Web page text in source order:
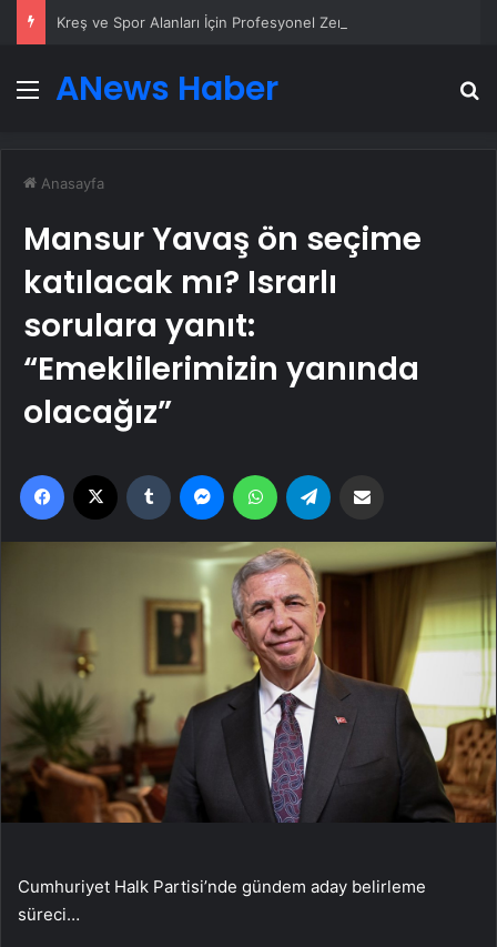
Kreş ve Spor Alanları İçin Profesyonel Zemin Çözümleri
MenüANews Haber
Anasayfa
Mansur Yavaş ön seçime
katılacak mı? Israrlı
sorulara yanıt:
“Emeklilerimizin yanında
olacağız”
Facebook Tumblr MessengerWhatsApp
Cumhuriyet Halk Partisi’nde gündem aday belirleme
süreci…